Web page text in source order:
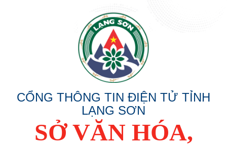
CỔNG THÔNG TIN ĐIỆN TỬ TỈNH
LẠNG SƠN
SỞ VĂN HÓA,